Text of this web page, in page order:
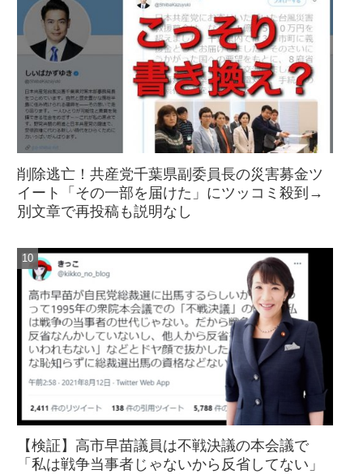
削除逃亡！共産党千葉県副委員長の災害募金ツ
イート「その一部を届けた」にツッコミ殺到→
別文章で再投稿も説明なし
【検証】高市早苗議員は不戦決議の本会議で
「私は戦争当事者じゃないから反省してない」